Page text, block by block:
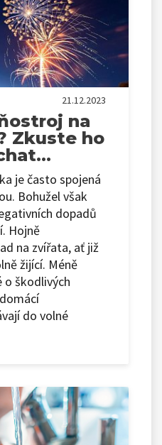
21.12.2023
na
Zkuste ho
je často spojená
Bohužel však
dopadů
Hojně
na zvířata, ať již
žijící. Méně
o škodlivých
do volné